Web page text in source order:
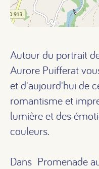
Autour du portrait
Aurore Puifferat
et d'aujourd'hui de
romantisme et
lumière et des
couleurs.
Dans Promenade